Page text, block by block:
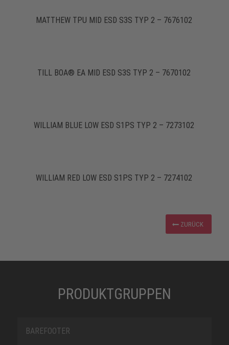
MATTHEW TPU MID ESD S3S TYP 2 – 7676102
TILL BOA® EA MID ESD S3S TYP 2 – 7670102
WILLIAM BLUE LOW ESD S1PS TYP 2 – 7273102
WILLIAM RED LOW ESD S1PS TYP 2 – 7274102
ZURÜCK
PRODUKTGRUPPEN
BAREFOOTER